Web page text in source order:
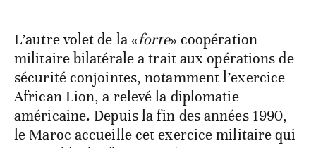
L’autre volet de la «forte» coopération
militaire bilatérale a trait aux opérations de
sécurité conjointes, notamment l’exercice
African Lion, a relevé la diplomatie
américaine. Depuis la fin des années 1990,
le Maroc accueille cet exercice militaire qui